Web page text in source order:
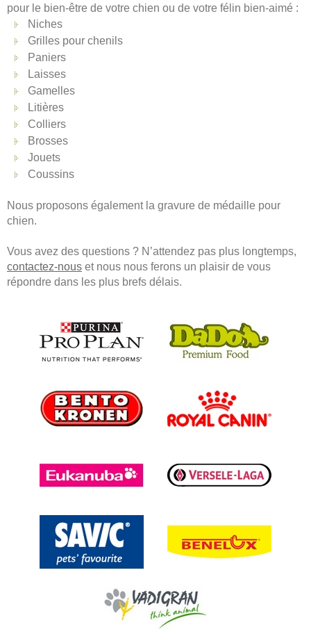
pour le bien-être de votre chien ou de votre félin bien-aimé :
Niches
Grilles pour chenils
Paniers
Laisses
Gamelles
Litières
Colliers
Brosses
Jouets
Coussins
Nous proposons également la gravure de médaille pour
chien.
Vous avez des questions ? N’attendez pas plus longtemps,
contactez-nous et nous nous ferons un plaisir de vous
répondre dans les plus brefs délais.